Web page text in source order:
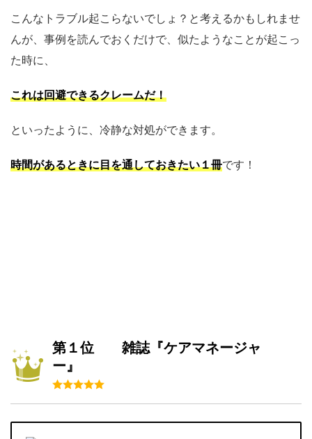
こんなトラブル起こらないでしょ？と考えるかもしれませ
んが、事例を読んでおくだけで、似たようなことが起こっ
た時に、
これは回避できるクレームだ！
といったように、冷静な対処ができます。
時間があるときに目を通しておきたい１冊です！
第１位 雑誌『ケアマネージャ
ー』